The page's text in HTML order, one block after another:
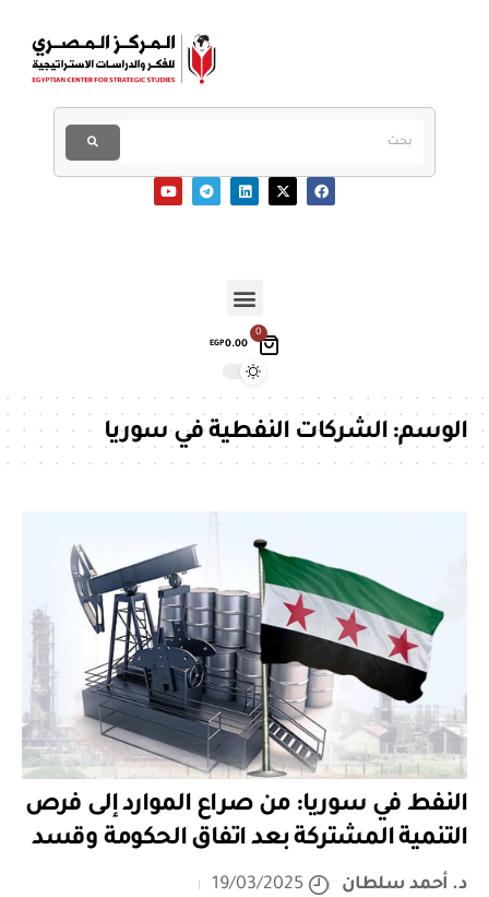
0
EGP0.00
الوسم:الشركات النفطية في سوريا
النفط في سوريا: من صراع الموارد إلى فرص
التنمية المشتركة بعد اتفاق الحكومة وقسد
د. أحمد سلطان
19/03/2025